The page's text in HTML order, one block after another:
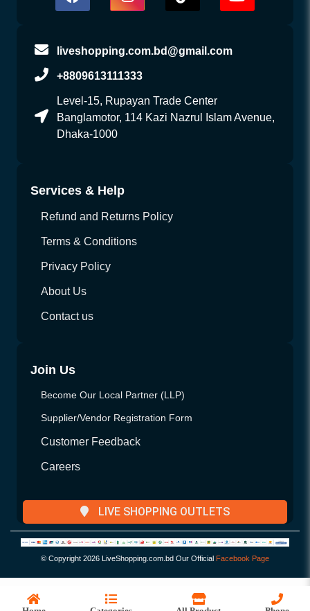
liveshopping.com.bd@gmail.com
+8809613111333
Level-15, Rupayan Trade Center
Banglamotor, 114 Kazi Nazrul Islam Avenue,
Dhaka-1000
Services & Help
Refund and Returns Policy
Terms & Conditions
Privacy Policy
About Us
Contact us
Join Us
Become Our Local Partner (LLP)
Supplier/Vendor Registration Form
Customer Feedback
Careers
LIVE SHOPPING OUTLETS
© Copyright 2026 LiveShopping.com.bd Our Official Facebook Page